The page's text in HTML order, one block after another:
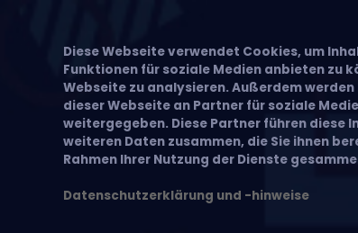
Diese Webseite verwendet Cookies, um
Funktionen für soziale Medien anbieten zu
Webseite zu analysieren. Außerdem
dieser Webseite an Partner für soziale
weitergegeben. Diese Partner führen diese
weiteren Daten zusammen, die Sie ihnen
Rahmen Ihrer Nutzung der Dienste
Datenschutzerklärung und -hinweise